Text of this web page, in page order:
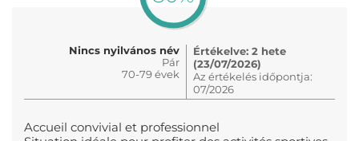
Nincs nyilvános név
Pár
70-79 évek
Értékelve: 2 hete
(23/07/2026)
Az értékelés időpontja:
07/2026
Accueil convivial et professionnel